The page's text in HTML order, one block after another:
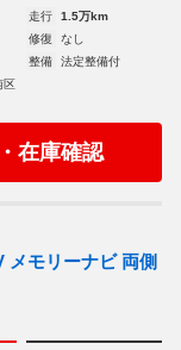
走行
1.5万km
修復
なし
整備
法定整備付
区
在庫確認
メモリーナビ 両側